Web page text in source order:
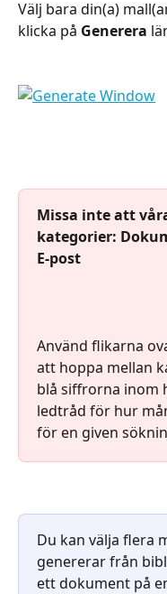
Välj bara din(a)
klicka på Generera
Missa inte att
kategorier:
E-post
Använd flikarna
att hoppa mellan
blå siffrorna inom
ledtråd för hur
för en given
Du kan välja flera
genererar från
ett dokument på